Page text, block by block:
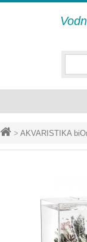
> AKVARISTIKA